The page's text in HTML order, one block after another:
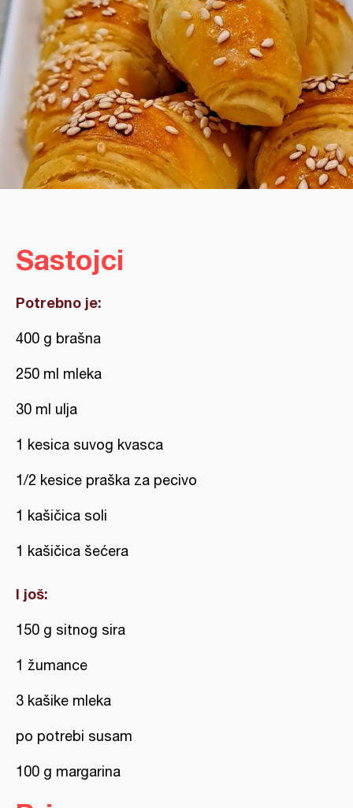
Sastojci
Potrebno je:
400 g brašna
250 ml mleka
30 ml ulja
1 kesica suvog kvasca
1/2 kesice praška za pecivo
1 kašičica soli
1 kašičica šećera
I još:
150 g sitnog sira
1 žumance
3 kašike mleka
po potrebi susam
100 g margarina